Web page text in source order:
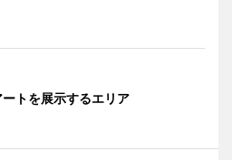
トを展示するエリア